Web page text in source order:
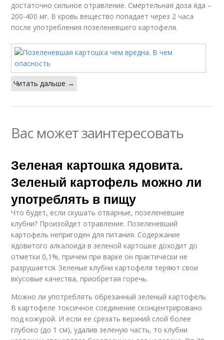
достаточно сильное отравление. Смертельная доза яда –
200-400 мг. В кровь вещество попадает через 2 часа
после употребления позеленевшего картофеля.
Читать дальше →
Вас может заинтересовать
Зеленая картошка ядовита.
Зеленый картофель можно ли
употреблять в пищу
Что будет, если скушать отварные, позеленевшие
клубни? Произойдет отравление. Позеленевший
картофель непригоден для питания. Содержание
ядовитого алкалоида в зеленой картошке доходит до
отметки 0,1%, причем при варке он практически не
разрушается. Зеленые клубни картофеля теряют свои
вкусовые качества, приобретая горечь.
Можно ли употреблять обрезанный зеленый картофель
В картофеле токсичное соединение сконцентрировано
под кожурой. И если ее срезать верхний слой более
глубоко (до 1 см), удалив зеленую часть, то клубни